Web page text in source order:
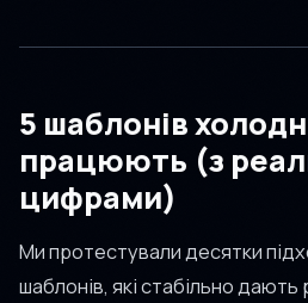
5 шаблонів
працюють (з
цифрами)
Ми протестували десятки
шаблонів, які стабільно дають